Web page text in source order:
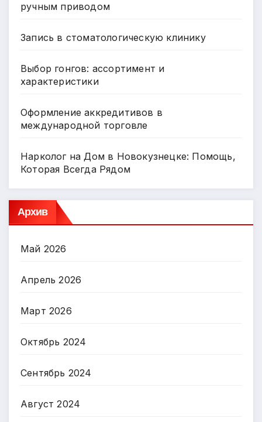
ручным приводом
Запись в стоматологическую клинику
Выбор гонгов: ассортимент и
характеристики
Оформление аккредитивов в
международной торговле
Нарколог на Дом в Новокузнецке: Помощь,
Которая Всегда Рядом
Архив
Май 2026
Апрель 2026
Март 2026
Октябрь 2024
Сентябрь 2024
Август 2024